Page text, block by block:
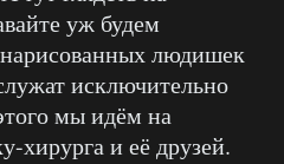
уж будем
людишек
исключительно
мы идём на
хирурга и её друзей.